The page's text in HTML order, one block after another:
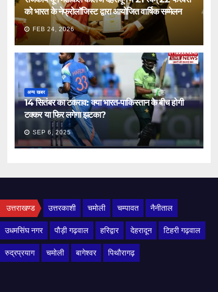
को भारत के नेफ्रोलॉजिस्ट द्वारा आयोजित वार्षिक सम्मेलन
FEB 24, 2026
अन्य खबर
14 सितंबर का टकराव: क्या भारत-पाकिस्तान के बीच होगी
टक्कर या फिर लगेगा झटका?
SEP 6, 2025
उत्तराखण्ड उत्तरकाशी चमोली चम्पावत नैनीताल
उधमसिंघ नगर पौड़ी गढ़वाल हरिद्वार देहरादून टिहरी गढ़वाल
रुद्रप्रयाग चमोली बागेश्वर पिथौरागढ़